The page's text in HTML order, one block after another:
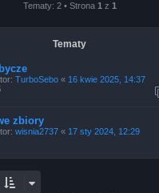
Tematy: 2 • Strona 1 z 1
Tematy
TurboSebo « 16 kwie 2025, 14:37
zbiory
wisnia2737 « 17 sty 2024, 12:29